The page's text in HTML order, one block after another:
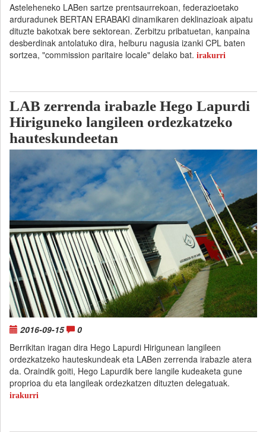
Asteleheneko LABen sartze prentsaurrekoan, federazioetako
arduradunek BERTAN ERABAKI dinamikaren deklinazioak aipatu
dituzte bakotxak bere sektorean. Zerbitzu pribatuetan, kanpaina
desberdinak antolatuko dira, helburu nagusia izanki CPL baten
sortzea, "commission paritaire locale" delako bat. irakurri
LAB zerrenda irabazle Hego Lapurdi
Hiriguneko langileen ordezkatzeko
hauteskundeetan
2016-09-15
0
Berrikitan iragan dira Hego Lapurdi Hirigunean langileen
ordezkatzeko hauteskundeak eta LABen zerrenda irabazle atera
da. Oraindik goiti, Hego Lapurdik bere langile kudeaketa gune
proprioa du eta langileak ordezkatzen dituzten delegatuak.
irakurri